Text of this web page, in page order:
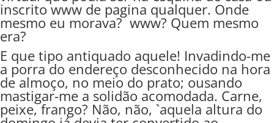
inscrito www de pagina qualquer. Onde
mesmo eu morava? www? Quem mesmo
era?
E que tipo antiquado aquele! Invadindo-me
a porra do endereço desconhecido na hora
de almoço, no meio do prato; ousando
mastigar-me a solidão acomodada. Carne,
peixe, frango? Não, não, `aquela altura do